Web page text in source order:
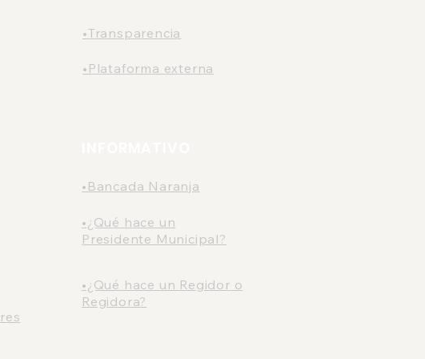
•Transparencia
•Plataforma externa
•Bancada Naranja
•¿Qué hace un
Presidente Municipal?
•¿Qué hace un Regidor o
Regidora?